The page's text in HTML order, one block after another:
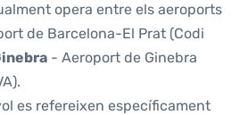
opera entre els aeroports
de Barcelona-El Prat (Codi
- Aeroport de Ginebra
es refereixen específicament